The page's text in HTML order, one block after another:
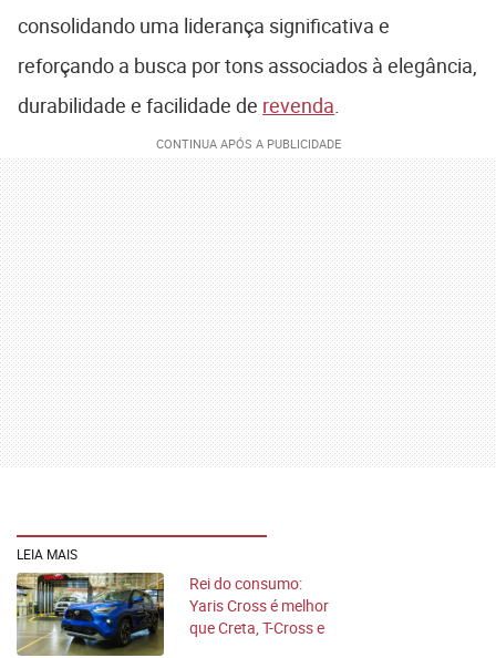
consolidando uma liderança significativa e
reforçando a busca por tons associados à elegância,
durabilidade e facilidade de revenda.
LEIA MAIS
Rei do consumo:
Yaris Cross é melhor
que Creta, T-Cross e